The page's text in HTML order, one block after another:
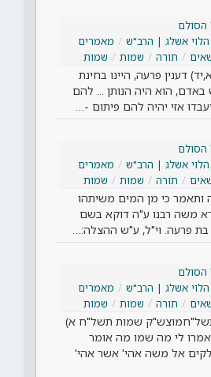
הסולם
אשלג | הרב"ש
מאמרים
תורה שמות שמות
דענין פרעה, היינו בחינת
באדם, הוא היה הנותן ... להם
אזי יהיה להם פיתום -…
הסולם
אשלג | הרב"ש
מאמרים
תורה שמות שמות
כי מן המים משיתהו
משה רבנו ע"ה דוקא בשם
פרעה. וי"ל, ע"ש ההצלה:…
הסולם
אשלג | הרב"ש
מאמרים
תורה שמות שמות
שמות תשל"ח א)
לי מה שמו מה אומר
אל משה אהי' אשר אהי'